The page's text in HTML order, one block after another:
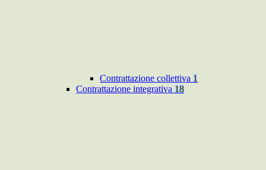
Contrattazione collettiva 1
Contrattazione integrativa 18